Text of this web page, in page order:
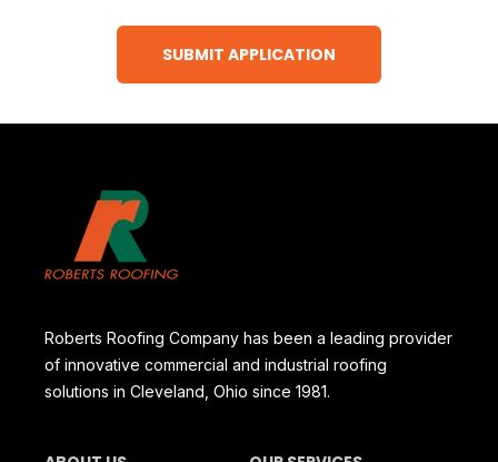
Roberts Roofing Company has been a leading provider
of innovative commercial and industrial roofing
solutions in Cleveland, Ohio since 1981.